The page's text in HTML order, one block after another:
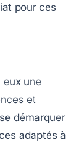
pour ces
une
et
démarquer
adaptés à